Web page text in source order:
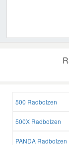
500 Radbolzen
500X Radbolzen
PANDA Radbolzen